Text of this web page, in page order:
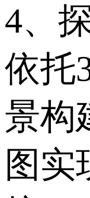
4、
依托
景构
图实